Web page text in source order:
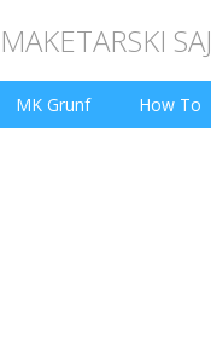
MK Grunf How To